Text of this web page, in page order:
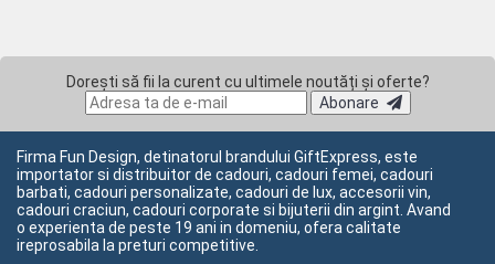
Dorești să fii la curent cu ultimele noutăți și oferte?
Abonare
Firma Fun Design, detinatorul brandului GiftExpress, este
importator si distribuitor de cadouri, cadouri femei, cadouri
barbati, cadouri personalizate, cadouri de lux, accesorii vin,
cadouri craciun, cadouri corporate si bijuterii din argint. Avand
o experienta de peste 19 ani in domeniu, ofera calitate
ireprosabila la preturi competitive.